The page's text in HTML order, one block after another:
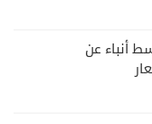
أنباء عن